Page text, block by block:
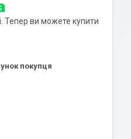
Тепер ви можете купити
покупця